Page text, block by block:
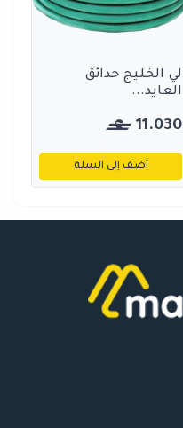
لي الخليج حدائق
العايد...
11.030
أضف إلى السلة